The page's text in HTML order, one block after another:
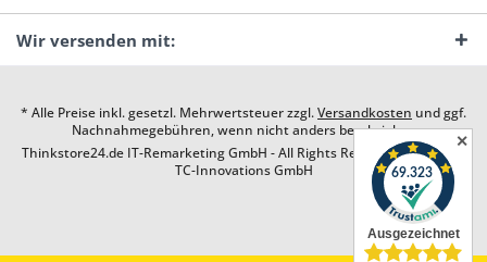
Wir versenden mit:
* Alle Preise inkl. gesetzl. Mehrwertsteuer zzgl.Versandkosten und ggf.
Nachnahmegebühren, wenn nicht anders beschrieben
Thinkstore24.de IT-Remarketing GmbH - All Rights Reserved. Design by
TC-Innovations GmbH
✕